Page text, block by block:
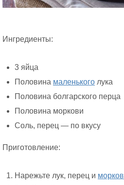
Ингредиенты:
3 яйца
Половина маленького лука
Половина болгарского перца
Половина моркови
Соль, перец — по вкусу
Приготовление:
Нарежьте лук, перец и